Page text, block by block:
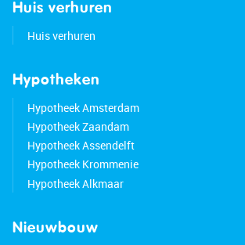
Huis verhuren
Huis verhuren
Hypotheken
Hypotheek Amsterdam
Hypotheek Zaandam
Hypotheek Assendelft
Hypotheek Krommenie
Hypotheek Alkmaar
Nieuwbouw